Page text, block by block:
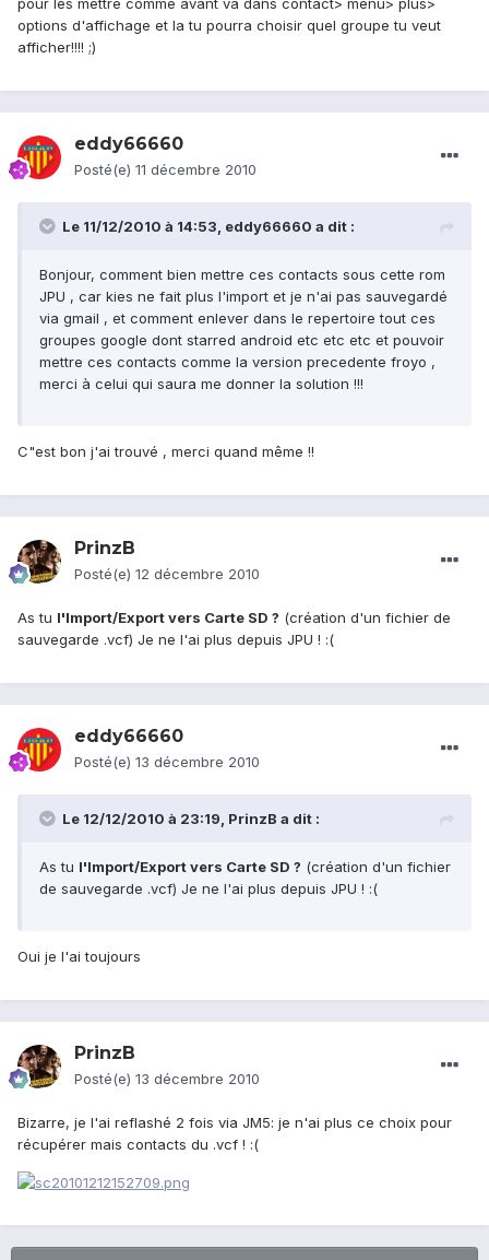
pour les mettre comme avant va dans contact> menu> plus>
options d'affichage et la tu pourra choisir quel groupe tu veut
afficher!!!! ;)
eddy66660
Posté(e) 11 décembre 2010
Le 11/12/2010 à 14:53, eddy66660 a dit :
Bonjour, comment bien mettre ces contacts sous cette rom
JPU , car kies ne fait plus l'import et je n'ai pas sauvegardé
via gmail , et comment enlever dans le repertoire tout ces
groupes google dont starred android etc etc etc et pouvoir
mettre ces contacts comme la version precedente froyo ,
merci à celui qui saura me donner la solution !!!
C"est bon j'ai trouvé , merci quand même !!
PrinzB
Posté(e) 12 décembre 2010
As tu l'Import/Export vers Carte SD ? (création d'un fichier de
sauvegarde .vcf) Je ne l'ai plus depuis JPU ! :(
eddy66660
Posté(e) 13 décembre 2010
Le 12/12/2010 à 23:19, PrinzB a dit :
As tu l'Import/Export vers Carte SD ? (création d'un fichier
de sauvegarde .vcf) Je ne l'ai plus depuis JPU ! :(
Oui je l'ai toujours
PrinzB
Posté(e) 13 décembre 2010
Bizarre, je l'ai reflashé 2 fois via JM5: je n'ai plus ce choix pour
récupérer mais contacts du .vcf ! :(